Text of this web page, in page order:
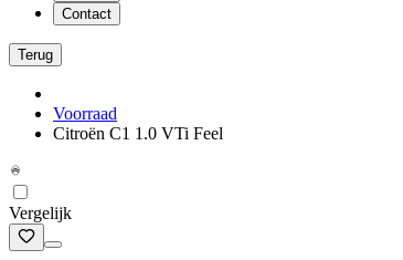
Contact
Terug
Voorraad
Citroën C1 1.0 VTi Feel
Vergelijk